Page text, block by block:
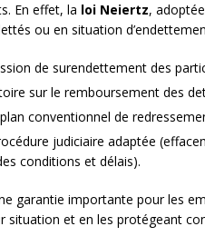
En effet, la loi Neiertz,
ou en situation
de surendettement des
sur le remboursement des
conventionnel de
judiciaire adaptée
conditions et délais).
garantie importante pour les
situation et en les protégeant